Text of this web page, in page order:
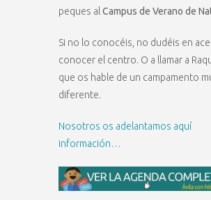
peques al Campus de Verano de
Si no lo conocéis, no dudéis en
conocer el centro. O a llamar a
que os hable de un campamento
diferente.
Nosotros os adelantamos aquí
información…